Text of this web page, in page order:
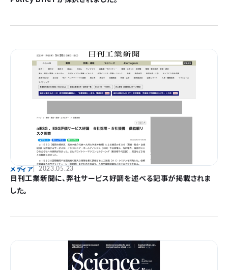
メディア 2023.05.23
日刊工業新聞に、弊社サービス好調を述べる記事が掲載されま
した。